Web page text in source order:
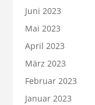
Juni 2023
Mai 2023
April 2023
März 2023
Februar 2023
Januar 2023